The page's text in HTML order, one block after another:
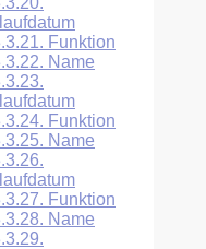
Funktion
Name
Funktion
Name
Funktion
Name